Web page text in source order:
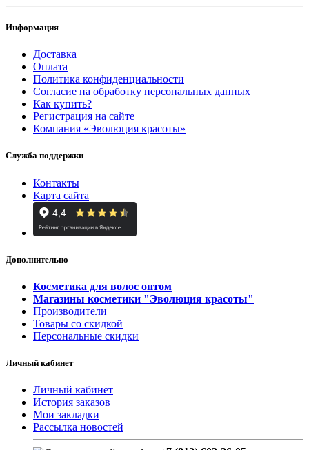
Информация
Доставка
Оплата
Политика конфиденциальности
Согласие на обработку персональных данных
Как купить?
Регистрация на сайте
Компания «Эволюция красоты»
Служба поддержки
Контакты
Карта сайта
Дополнительно
Косметика для волос оптом
Магазины косметики "Эволюция красоты"
Производители
Товары со скидкой
Персональные скидки
Личный кабинет
Личный кабинет
История заказов
Мои закладки
Рассылка новостей